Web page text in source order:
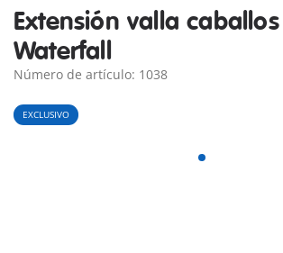
Extensión valla
Waterfall
Número de artículo: 1038
EXCLUSIVO